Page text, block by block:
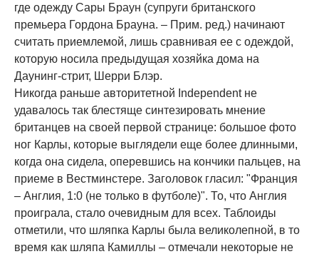
где одежду Сары Браун (супруги британского
премьера Гордона Брауна. – Прим. ред.) начинают
считать приемлемой, лишь сравнивая ее с одеждой,
которую носила предыдущая хозяйка дома на
Даунинг-стрит, Шерри Блэр.
Никогда раньше авторитетной Independent не
удавалось так блестяще синтезировать мнение
британцев на своей первой странице: большое фото
ног Карлы, которые выглядели еще более длинными,
когда она сидела, оперевшись на кончики пальцев, на
приеме в Вестминстере. Заголовок гласил: "Франция
– Англия, 1:0 (не только в футболе)". То, что Англия
проиграла, стало очевидным для всех. Таблоиды
отметили, что шляпка Карлы была великолепной, в то
время как шляпа Камиллы – отмечали некоторые не